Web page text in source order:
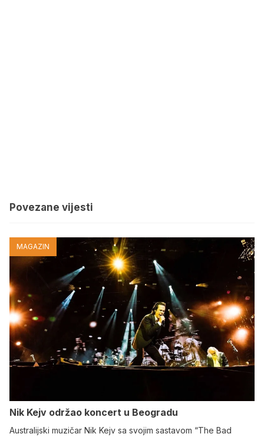
Povezane vijesti
MAGAZIN
Nik Kejv održao koncert u Beogradu
Australijski muzičar Nik Kejv sa svojim sastavom “The Bad